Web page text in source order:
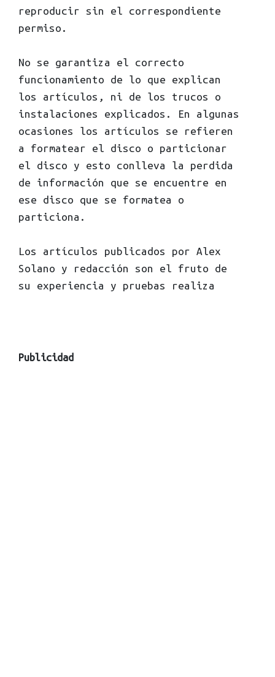
reproducir sin el correspondiente
permiso.
No se garantiza el correcto
funcionamiento de lo que explican
los artículos, ni de los trucos o
instalaciones explicados. En algunas
ocasiones los artículos se refieren
a formatear el disco o particionar
el disco y esto conlleva la perdida
de información que se encuentre en
ese disco que se formatea o
particiona.
Los artículos publicados por Alex
Solano y redacción son el fruto de
su experiencia y pruebas realiza
Publicidad